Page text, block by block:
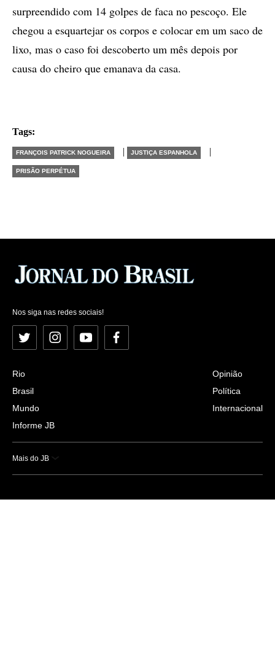
surpreendido com 14 golpes de faca no pescoço. Ele
chegou a esquartejar os corpos e colocar em um saco de
lixo, mas o caso foi descoberto um mês depois por
causa do cheiro que emanava da casa.
Tags:
FRANÇOIS PATRICK NOGUEIRA | JUSTIÇA ESPANHOLA |
PRISÃO PERPÉTUA
Nos siga nas redes sociais!
Twitter InstagramYouTubeFacebook
Rio
Brasil
Mundo
Informe JB
Opinião
Política
Internacional
Mais do JB
Esportes